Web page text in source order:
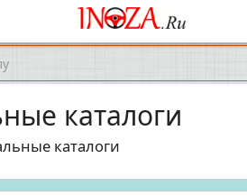
(KRD) Куликова Поля 2 (магазин
каталоги
каталоги